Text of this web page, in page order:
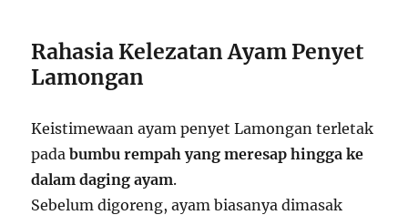
Rahasia Kelezatan Ayam Penyet
Lamongan
Keistimewaan ayam penyet Lamongan terletak
padabumbu rempah yang meresap hingga ke
dalam daging ayam.
Sebelum digoreng, ayam biasanya dimasak